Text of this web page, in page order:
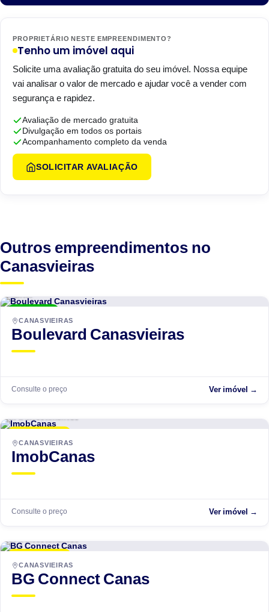
PROPRIETÁRIO NESTE EMPREENDIMENTO?
Tenho um imóvel aqui
Solicite uma avaliação gratuita do seu imóvel. Nossa equipe
vai analisar o valor de mercado e ajudar você a vender com
segurança e rapidez.
Avaliação de mercado gratuita
Divulgação em todos os portais
Acompanhamento completo da venda
SOLICITAR AVALIAÇÃO
Outros empreendimentos no
Canasvieiras
CANASVIEIRAS
Boulevard Canasvieiras
Consulte o preço Ver imóvel →
CANASVIEIRAS
ImobCanas
Consulte o preço Ver imóvel →
CANASVIEIRAS
BG Connect Canas